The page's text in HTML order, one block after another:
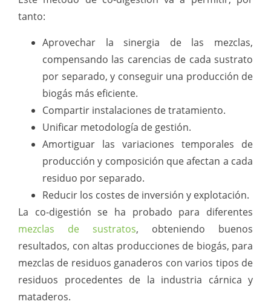
tanto:
Aprovechar la sinergia de las mezclas,
compensando las carencias de cada sustrato
por separado, y conseguir una producción de
biogás más eficiente.
Compartir instalaciones de tratamiento.
Unificar metodología de gestión.
Amortiguar las variaciones temporales de
producción y composición que afectan a cada
residuo por separado.
Reducir los costes de inversión y explotación.
La co-digestión se ha probado para diferentes
mezclas de sustratos, obteniendo buenos
resultados, con altas producciones de biogás, para
mezclas de residuos ganaderos con varios tipos de
residuos procedentes de la industria cárnica y
mataderos.